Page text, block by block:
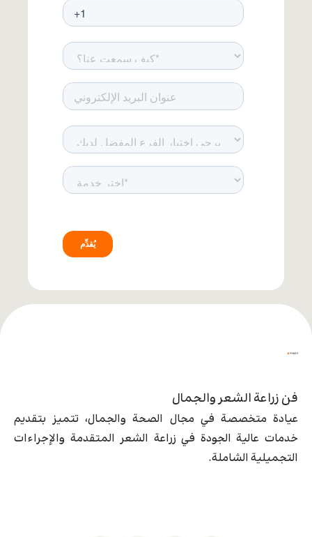
فن زراعة الشعر والجمال
عيادة متخصصة في مجال الصحة والجمال، تتميز بتقديم
خدمات عالية الجودة في زراعة الشعر المتقدمة والإجراءات
التجميلية الشاملة.